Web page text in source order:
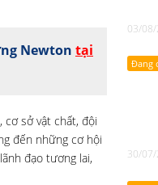
Newton tại
sở vật chất, đội
đến những cơ hội
đạo tương lai,
03/
Đang
30/